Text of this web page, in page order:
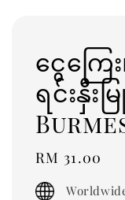
ငွေကြေ
ရင်းနှီး
Regular
price
RM 31.00